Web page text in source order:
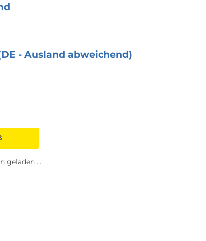
- Ausland abweichend)
geladen ...